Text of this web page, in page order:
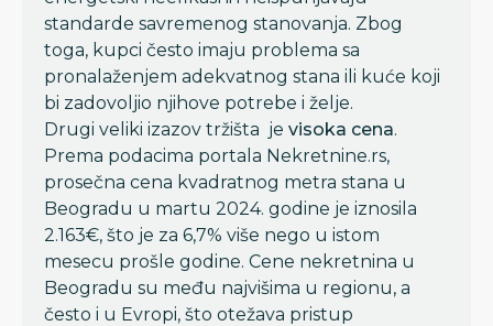
standarde savremenog stanovanja. Zbog
toga, kupci često imaju problema sa
pronalaženjem adekvatnog stana ili kuće koji
bi zadovoljio njihove potrebe i želje.
Drugi veliki izazov tržišta je visoka cena.
Prema podacima portala Nekretnine.rs,
prosečna cena kvadratnog metra stana u
Beogradu u martu 2024. godine je iznosila
2.163€, što je za 6,7% više nego u istom
mesecu prošle godine. Cene nekretnina u
Beogradu su među najvišima u regionu, a
često i u Evropi, što otežava pristup